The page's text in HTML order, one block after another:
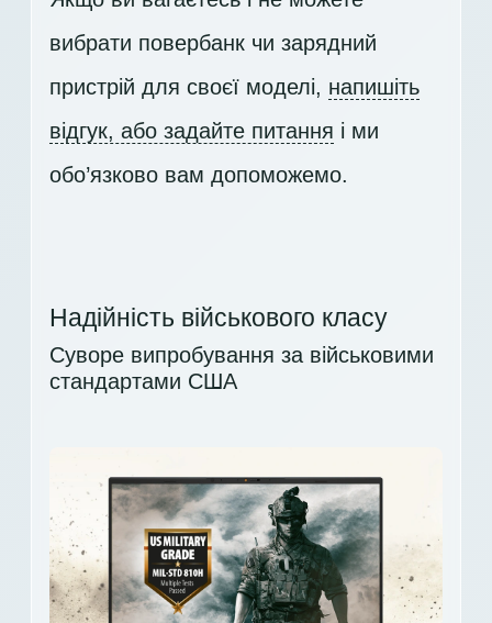
вибрати повербанк чи зарядний
пристрій для своєї моделі, напишіть
відгук, або задайте питання і ми
обо’язково вам допоможемо.
Надійність військового класу
Суворе випробування за військовими
стандартами США